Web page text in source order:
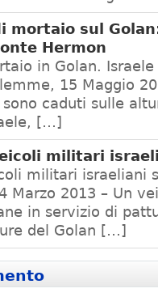
mortaio sul
Hermon
in Golan.
15 Maggio
caduti sulle
[…]
militari
militari israeliani
Marzo 2013 – Un
in servizio di
del Golan […]